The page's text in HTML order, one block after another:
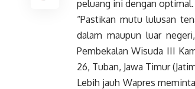
peluang ini dengan optimal.
“Pastikan mutu lulusan
dalam maupun luar
Pembekalan Wisuda III
26, Tuban, Jawa Timur
Lebih jauh Wapres